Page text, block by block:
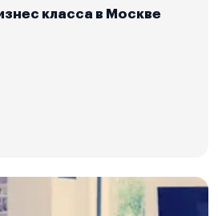
класса в Москве